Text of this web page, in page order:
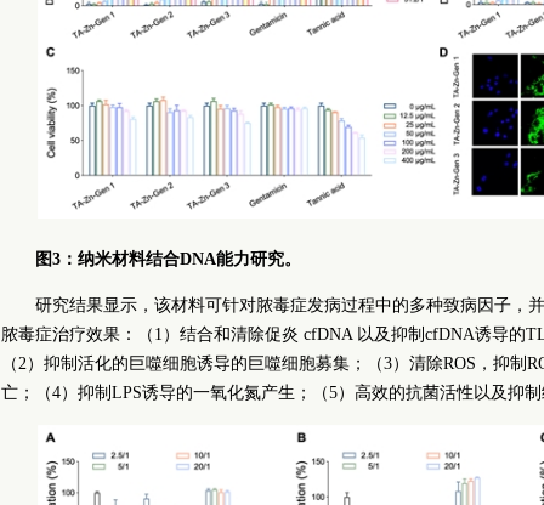
图3：纳米材料结合DNA能力研究。
研究结果显示，该材料可针对脓毒症发病过程中的多种致病因子，
脓毒症治疗效果：（1）结合和清除促炎 cfDNA 以及抑制cfDNA诱导的
（2）抑制活化的巨噬细胞诱导的巨噬细胞募集；（3）清除ROS，抑制
亡；（4）抑制LPS诱导的一氧化氮产生；（5）高效的抗菌活性以及抑制